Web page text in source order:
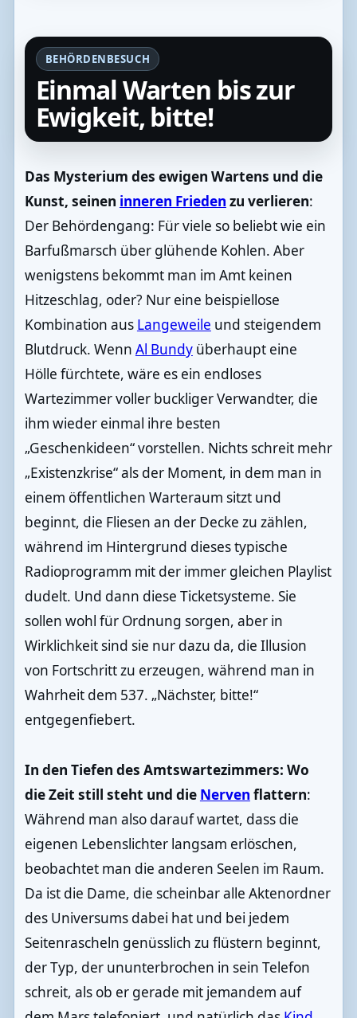
BEHÖRDENBESUCH
Einmal Warten bis zur
Ewigkeit, bitte!
Das Mysterium des ewigen Wartens und die
Kunst, seinen inneren Frieden zu verlieren:
Der Behördengang: Für viele so beliebt wie ein
Barfußmarsch über glühende Kohlen. Aber
wenigstens bekommt man im Amt keinen
Hitzeschlag, oder? Nur eine beispiellose
Kombination aus Langeweile und steigendem
Blutdruck. Wenn Al Bundyüberhaupt eine
Hölle fürchtete, wäre es ein endloses
Wartezimmer voller buckliger Verwandter, die
ihm wieder einmal ihre besten
„Geschenkideen“ vorstellen. Nichts schreit mehr
„Existenzkrise“ als der Moment, in dem man in
einem öffentlichen Warteraum sitzt und
beginnt, die Fliesen an der Decke zu zählen,
während im Hintergrund dieses typische
Radioprogramm mit der immer gleichen Playlist
dudelt. Und dann diese Ticketsysteme. Sie
sollen wohl für Ordnung sorgen, aber in
Wirklichkeit sind sie nur dazu da, die Illusion
von Fortschritt zu erzeugen, während man in
Wahrheit dem 537. „Nächster, bitte!“
entgegenfiebert.
In den Tiefen des Amtswartezimmers: Wo
die Zeit still steht und die Nerven flattern:
Während man also darauf wartet, dass die
eigenen Lebenslichter langsam erlöschen,
beobachtet man die anderen Seelen im Raum.
Da ist die Dame, die scheinbar alle Aktenordner
des Universums dabei hat und bei jedem
Seitenrascheln genüsslich zu flüstern beginnt,
der Typ, der ununterbrochen in sein Telefon
schreit, als ob er gerade mit jemandem auf